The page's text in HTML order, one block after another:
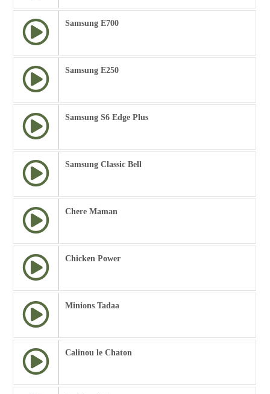
Samsung E700
Samsung E250
Samsung S6 Edge Plus
Samsung Classic Bell
Chere Maman
Chicken Power
Minions Tadaa
Calinou le Chaton